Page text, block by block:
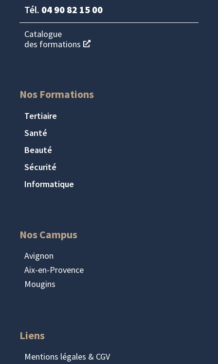
Tél. 04 90 82 15 00
Catalogue
des formations
Nos Formations
Tertiaire
Santé
Beauté
Sécurité
Informatique
Nos Campus
Avignon
Aix-en-Provence
Mougins
Liens
Mentions légales & CGV